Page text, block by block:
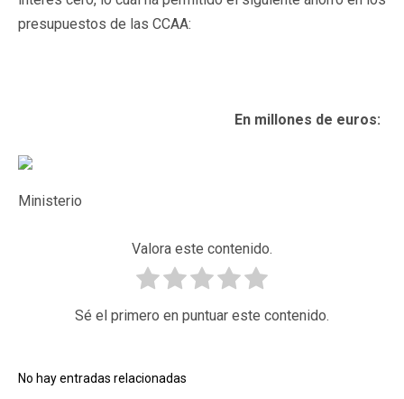
presupuestos de las CCAA:
En millones de euros:
Ministerio
Valora este contenido.
Sé el primero en puntuar este contenido.
No hay entradas relacionadas